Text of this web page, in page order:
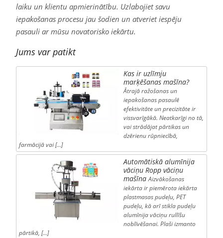
laiku un klientu apmierinātību. Uzlabojiet savu
iepakošanas procesu jau šodien un atveriet iespēju
pasauli ar mūsu novatorisko iekārtu.
Jums var patikt
Kas ir uzlīmju
marķēšanas mašīna?
Ātrajā ražošanas un
iepakošanas pasaulē
efektivitāte un precizitāte ir
vissvarīgākā. Neatkarīgi no tā,
vai strādājat pārtikas un
dzērienu rūpniecībā,
farmācijā vai […]
Automātiskā alumīnija
vāciņu Ropp vāciņu
mašīna Aizvākošanas
iekārta ir piemērota iekārta
plastmasas pudeļu, PET
pudeļu, kā arī stikla pudeļu
alumīnija vāciņu rullīšu
noblīvēšanai. Plaši izmanto
pārtikā, […]